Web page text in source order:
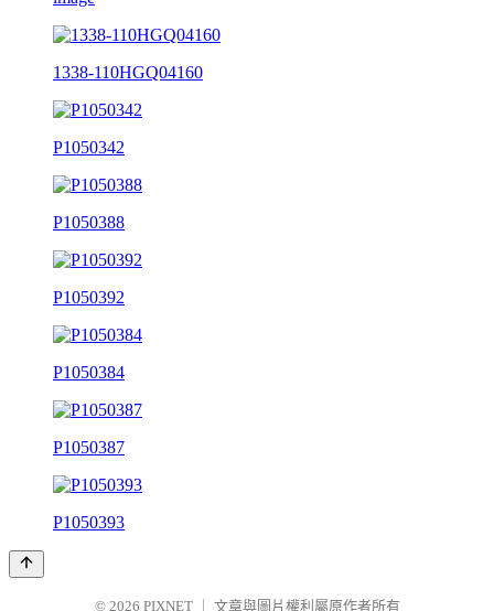
1338-110HGQ04160
P1050342
P1050388
P1050392
P1050384
P1050387
P1050393
© 2026 PIXNET 文章與圖片權利屬原作者所有